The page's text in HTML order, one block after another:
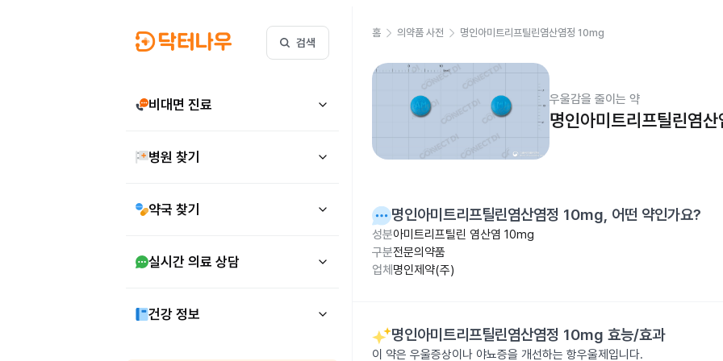
검색
비대면 진료
병원 찾기
약국 찾기
실시간 의료 상담
건강 정보
홈 의약품 사전 명인아미트리프틸린염산염정 10mg
우울감을 줄이는 약
명인아미트리프틸린염
명인아미트리프틸린염산염정 10mg, 어떤 약인가요?
성분아미트리프틸린 염산염 10mg
구분전문의약품
업체 명인제약(주)
명인아미트리프틸린염산염정 10mg 효능/효과
이 약은 우울증상이나 야뇨증을 개선하는 항우울제입니다.